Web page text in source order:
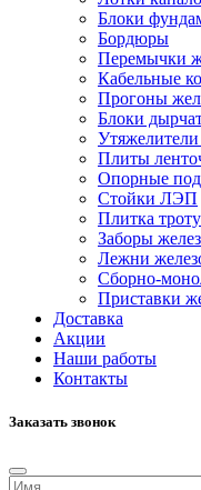
Блоки
Бордюры
Перемычки
Кабельные
Прогоны
Блоки
Плиты
Опорные
Стойки ЛЭП
Плитка
Заборы
Лежни
Сборно-
Приставки
Доставка
Акции
Наши работы
Контакты
Заказать звонок